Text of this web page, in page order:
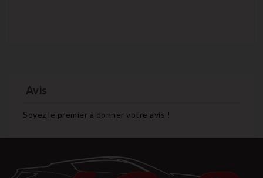
Avis
Soyez le premier à donner votre avis !